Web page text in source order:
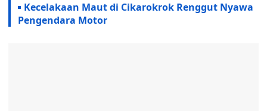
Kecelakaan Maut di Cikarokrok Renggut Nyawa
Pengendara Motor